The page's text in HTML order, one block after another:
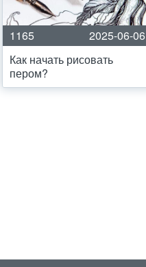
1165
2025-06-06
Как начать рисовать
пером?